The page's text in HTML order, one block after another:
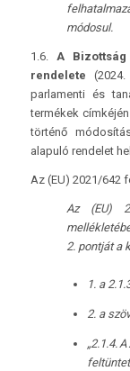
módosul.
1.6. A
rendelete
parlamenti és
termékek
történő
alapuló rendelet
Az (EU) 2021/642
Az (EU)
2. pontját a
1. a
2. a
„2.1.4.